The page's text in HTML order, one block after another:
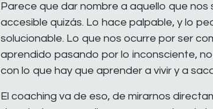
Parece que dar nombre a aquello que
accesible quizás. Lo hace palpable, y lo
solucionable. Lo que nos ocurre por ser
aprendido pasando por lo inconsciente,
con lo que hay que aprender a vivir y a
El coaching va de eso, de mirarnos